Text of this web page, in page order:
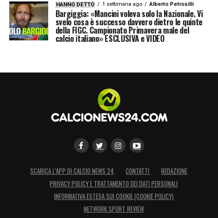
HANNO DETTO 1 settimana ago Alberto Petrosilli
Bargiggia: «Mancini voleva solo la Nazionale. Vi
svelo cosa è successo davvero dietro le quinte
della FIGC. Campionato Primavera male del
calcio italiano» ESCLUSIVA e VIDEO
SCARICA L’APP DI CALCIO NEWS 24 CONTATTI
REDAZIONE
PRIVACY POLICY E TRATTAMENTO DEI DATI PERSONALI
INFORMATIVA ESTESA SUI COOKIE (COOKIE POLICY)
NETWORK SPORT REVIEW